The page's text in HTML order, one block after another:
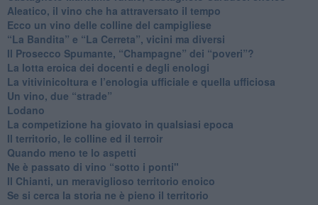
Aleatico, il vino che ha attraversato il tempo
Ecco un vino delle colline del campigliese
“La Bandita” e “La Cerreta”, vicini ma diversi
​Il Prosecco Spumante, “Champagne” dei “poveri”?
​La lotta eroica dei docenti e degli enologi
​La vitivinicoltura e l’enologia ufficiale e quella ufficiosa
​Un vino, due “strade”
Lodano
​La competizione ha giovato in qualsiasi epoca
Il territorio, le colline ed il terroir
Quando meno te lo aspetti
​Ne è passato di vino “sotto i ponti"
​Il Chianti, un meraviglioso territorio enoico
​Se si cerca la storia ne è pieno il territorio